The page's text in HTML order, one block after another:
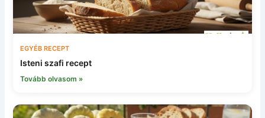
EGYÉB RECEPT
Isteni szafi recept
Tovább olvasom »